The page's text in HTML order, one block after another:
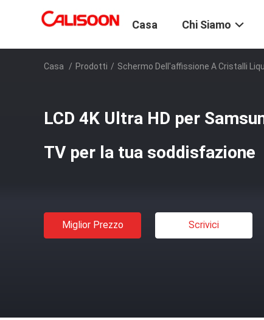
Casa Chi Siamo
Casa / Prodotti / Schermo Dell'affissione A Cristalli
LCD 4K Ultra HD per
TV per la tua soddisfazione
Miglior Prezzo Scrivici